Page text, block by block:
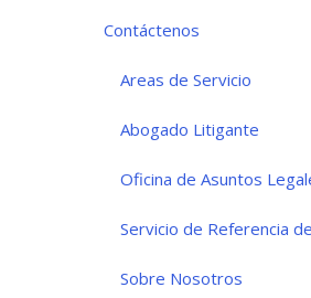
Contáctenos
Areas de Servicio
Abogado Litigante
Oficina de Asuntos
Servicio de Referencia
Sobre Nosotros